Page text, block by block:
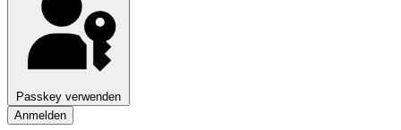
Passkey verwenden
Anmelden